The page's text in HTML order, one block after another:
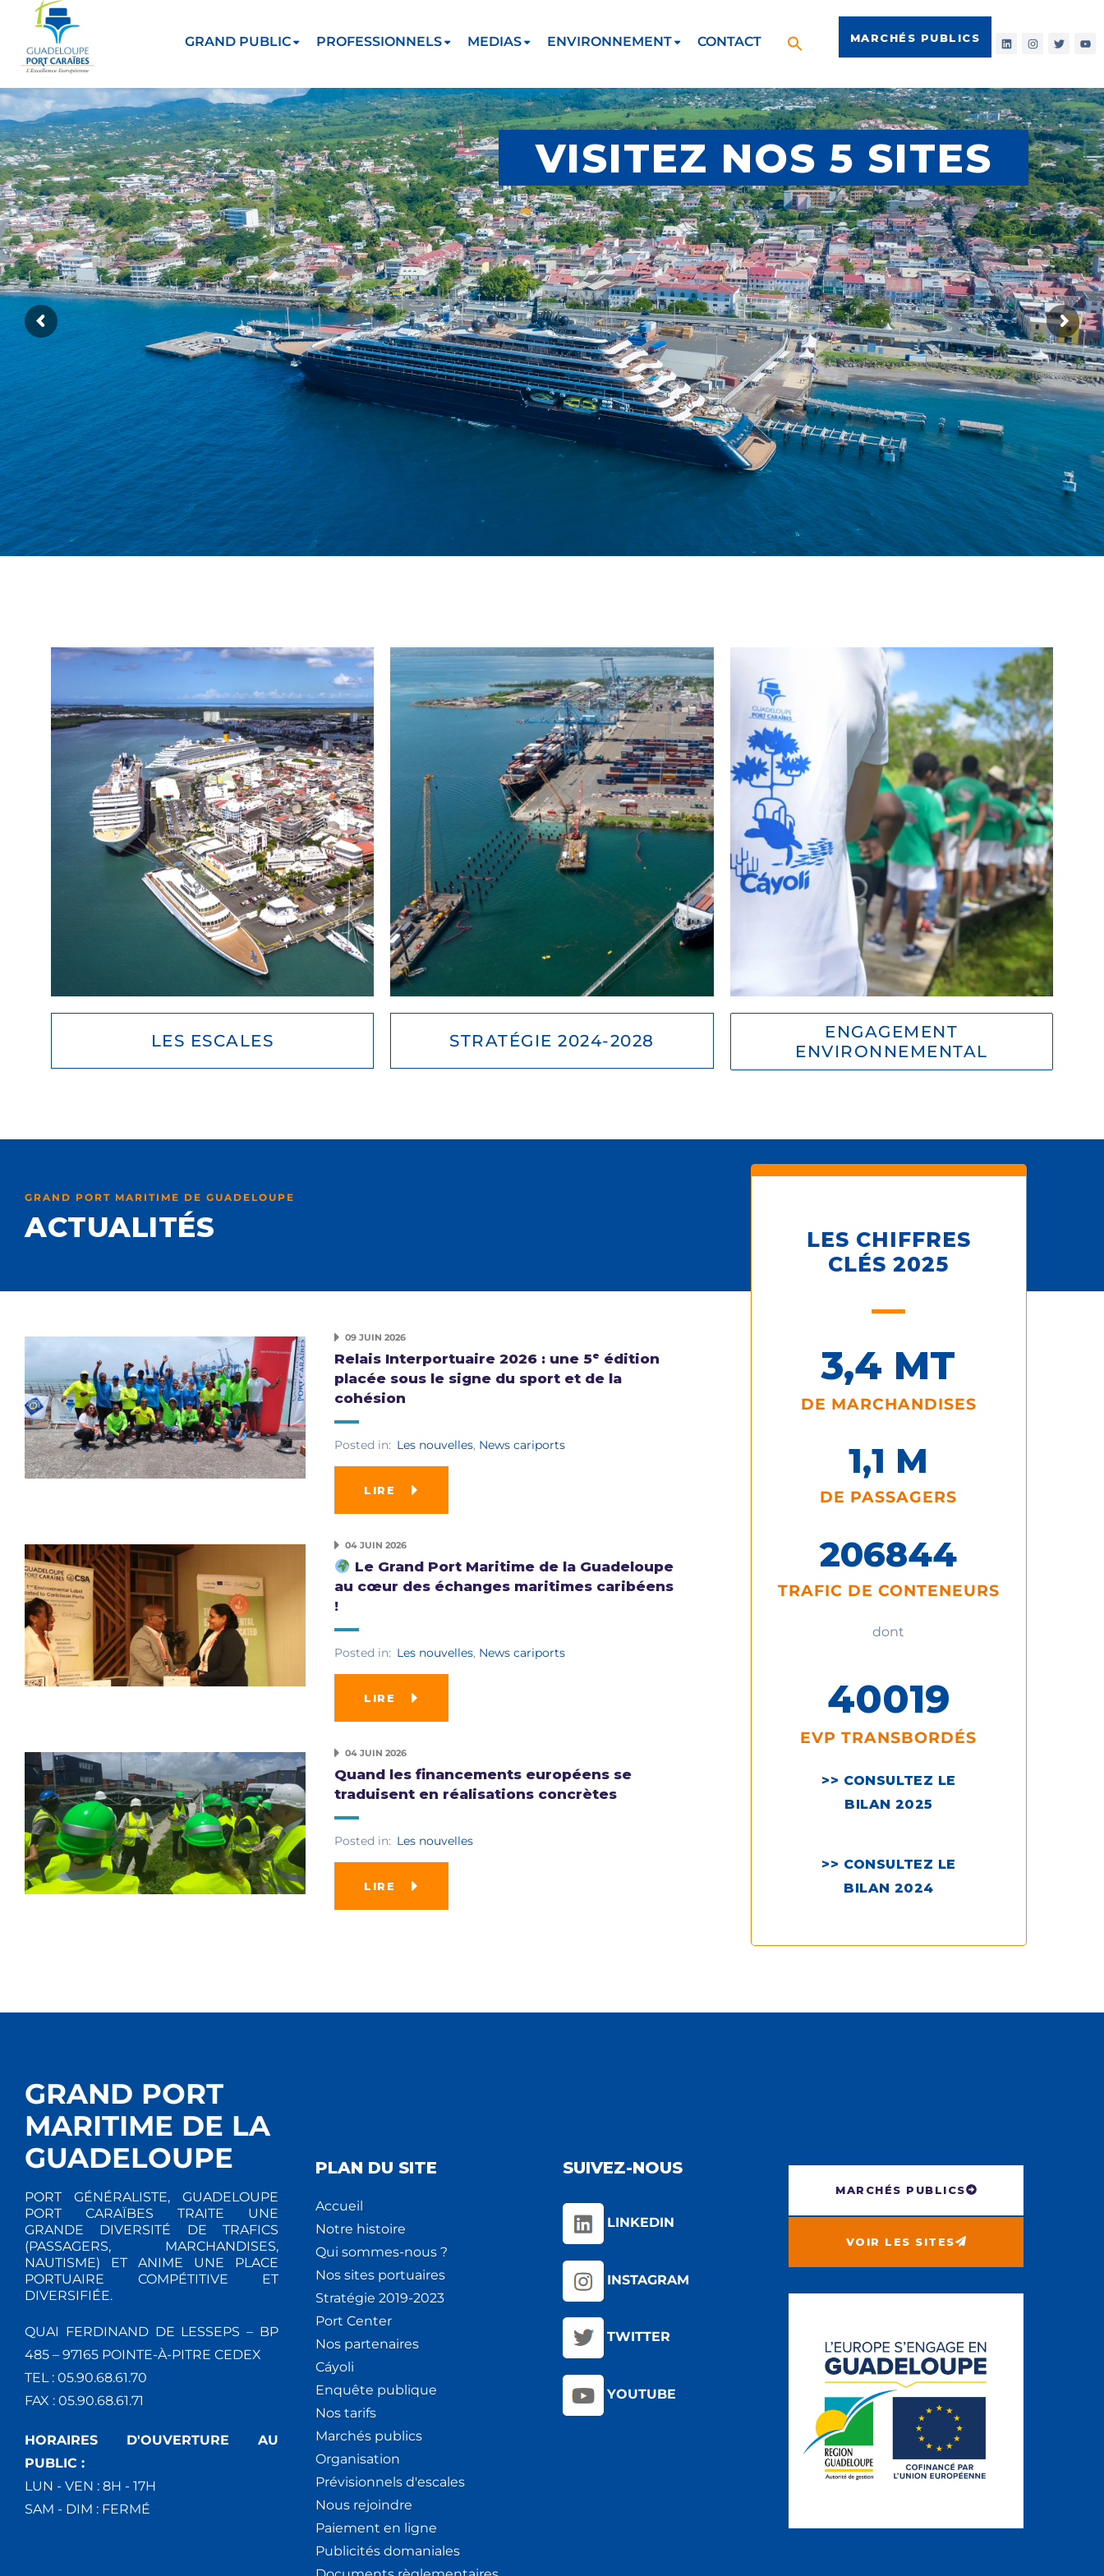
GRAND PUBLIC PROFESSIONNELS MEDIAS ENVIRONNEMENT CONTACT MARCHÉS PUBLICS
VISITEZ NOS 5 SITES
LES ESCALES STRATÉGIE 2024-2028
ENGAGEMENT
ENVIRONNEMENTAL
GRAND PORT MARITIME DE GUADELOUPE
ACTUALITÉS
09 JUIN 2026
Relais Interportuaire 2026 : une 5ᵉ édition
placée sous le signe du sport et de la
cohésion
Posted in: Les nouvelles, News cariports
LIRE
04 JUIN 2026
Le Grand Port Maritime de la Guadeloupe
au cœur des échanges maritimes caribéens
!
Posted in: Les nouvelles, News cariports
LIRE
04 JUIN 2026
Quand les financements européens se
traduisent en réalisations concrètes
Posted in: Les nouvelles
LIRE
LES CHIFFRES
CLÉS 2025
DE MARCHANDISES
3,4 MT
DE PASSAGERS
1,1 M
TRAFIC DE CONTENEURS
206844
dont
EVP TRANSBORDÉS
40019
>> CONSULTEZ LE
BILAN 2025
>> CONSULTEZ LE
BILAN 2024
GRAND PORT
MARITIME DE LA
GUADELOUPE
PORT GÉNÉRALISTE, GUADELOUPE
PORT CARAÏBES TRAITE UNE
GRANDE DIVERSITÉ DE TRAFICS
(PASSAGERS, MARCHANDISES,
NAUTISME) ET ANIME UNE PLACE
PORTUAIRE COMPÉTITIVE ET
DIVERSIFIÉE.
QUAI FERDINAND DE LESSEPS – BP
485 – 97165 POINTE-À-PITRE CEDEX
TEL : 05.90.68.61.70
FAX : 05.90.68.61.71
HORAIRES D'OUVERTURE AU
PUBLIC :
LUN - VEN : 8H - 17H
SAM - DIM : FERMÉ
PLAN DU SITE
Accueil
Notre histoire
Qui sommes-nous ?
Nos sites portuaires
Stratégie 2019-2023
Port Center
Nos partenaires
Cáyoli
Enquête publique
Nos tarifs
Marchés publics
Organisation
Prévisionnels d'escales
Nous rejoindre
Paiement en ligne
Publicités domaniales
SUIVEZ-NOUS
LINKEDIN
INSTAGRAM
TWITTER
YOUTUBE
MARCHÉS PUBLICS
VOIR LES SITES